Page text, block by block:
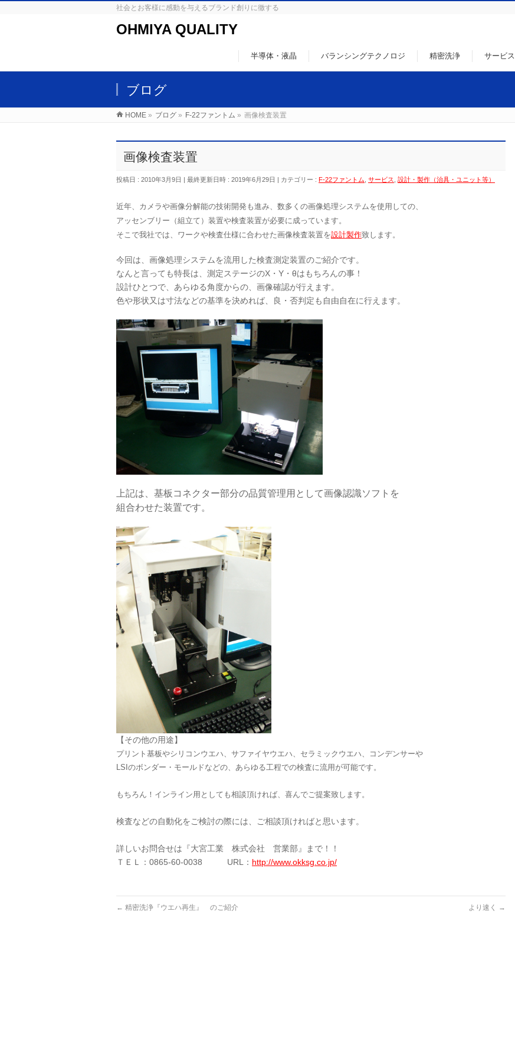
社会とお客様に感動を与えるブランド創りに徹する
OHMIYA QUALITY
半導体・液晶 バランシングテクノロジ 精密洗浄 サービス
ブログ
HOME » ブログ » F-22ファントム » 画像検査装置
画像検査装置
投稿日 : 2010年3月9日 最終更新日時 : 2019年6月29日 カテゴリー : F-22ファントム サービス 設計・製作（治具・ユニット等）
近年、カメラや画像分解能の技術開発も進み、数多くの画像処理システムを使用しての、
アッセンブリー（組立て）装置や検査装置が必要に成っています。
そこで我社では、ワークや検査仕様に合わせた画像検査装置を設計製作致します。
今回は、画像処理システムを流用した検査測定装置のご紹介です。
なんと言っても特長は、測定ステージのX・Y・θはもちろんの事！
設計ひとつで、あらゆる角度からの、画像確認が行えます。
色や形状又は寸法などの基準を決めれば、良・否判定も自由自在に行えます。
上記は、基板コネクター部分の品質管理用として画像認識ソフトを
組合わせた装置です。
【その他の用途】
プリント基板やシリコンウエハ、サファイヤウエハ、セラミックウエハ、コンデンサーや
LSIのボンダー・モールドなどの、あらゆる工程での検査に流用が可能です。
もちろん！インライン用としても相談頂ければ、喜んでご提案致します。
検査などの自動化をご検討の際には、ご相談頂ければと思います。
詳しいお問合せは『大宮工業 株式会社 営業部』まで！！
ＴＥＬ：0865-60-0038 URL： http://www.okksg.co.jp/
← 精密洗浄『ウエハ再生』 のご紹介 より速く →